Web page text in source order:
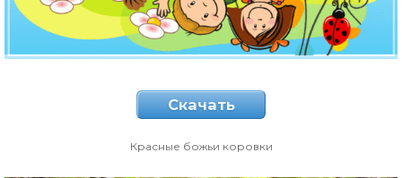
Скачать
Красные божьи коровки